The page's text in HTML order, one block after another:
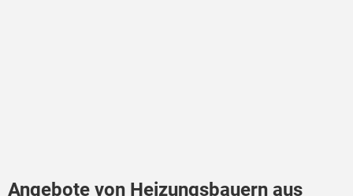
Angebote von Heizungsbauern aus